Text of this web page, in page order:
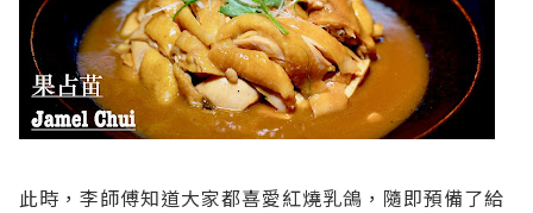
此時，李師傅知道大家都喜愛紅燒乳鴿，隨即預備了給